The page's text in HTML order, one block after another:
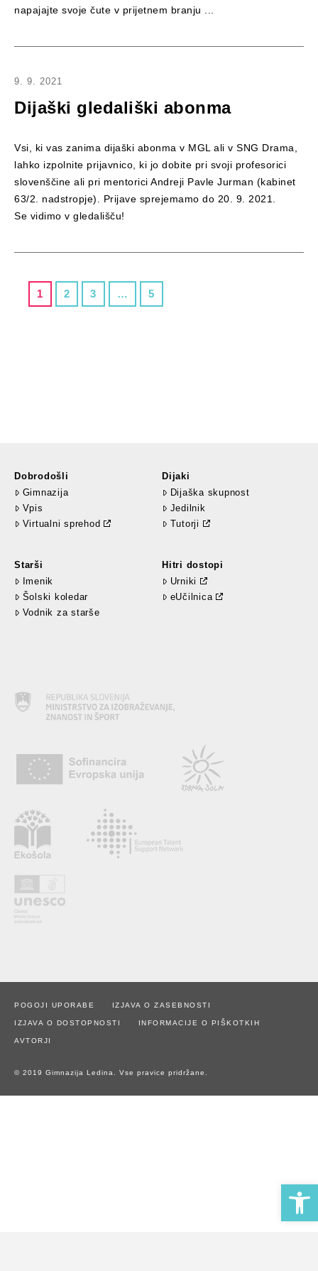
napajajte svoje čute v prijetnem branju ...
9. 9. 2021
Dijaški gledališki abonma
Vsi, ki vas zanima dijaški abonma v MGL ali v SNG Drama,
lahko izpolnite prijavnico, ki jo dobite pri svoji profesorici
slovenščine ali pri mentorici Andreji Pavle Jurman (kabinet
63/2. nadstropje). Prijave sprejemamo do 20. 9. 2021.
Se vidimo v gledališču!
1 2 3 … 5
Dobrodošli
Gimnazija
Vpis
Virtualni sprehod
Dijaki
Dijaška skupnost
Jedilnik
Tutorji
Starši
Imenik
Šolski koledar
Vodnik za starše
Hitri dostopi
Urniki
eUčilnica
POGOJI UPORABE IZJAVA O ZASEBNOSTI
IZJAVA O DOSTOPNOSTI INFORMACIJE O PIŠKOTKIH
AVTORJI
© 2019 Gimnazija Ledina. Vse pravice pridržane.